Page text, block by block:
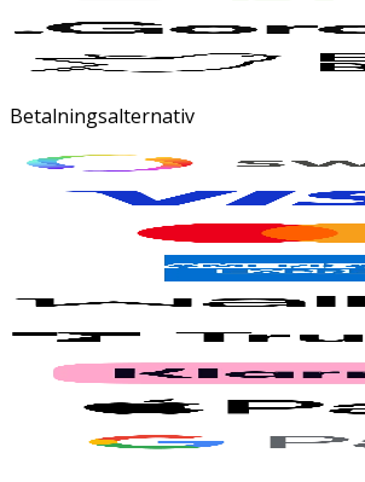
Betalningsalternativ